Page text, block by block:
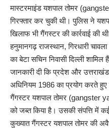
मास्टरमाइंड यशपाल तोमर
गिरफ्तार कर चुकी थी। पुलिस ने
खिलाफ भी गैंगस्टर की कार्रवाई की
हनुमानगढ़ राजस्थान, गिरधारी चावला
का बेटा सचिन निवासी दिल्ली
जानकारी दी कि प्रदेश और उत्तराखंड
अधिनियम 1986 का प्रयोग करते
गैंगस्टर यशपाल तोमर (gangster
को जब्त किया है। उसकी संपत्ति में
कुख्यात गैंगस्टर यशपाल तोमर की